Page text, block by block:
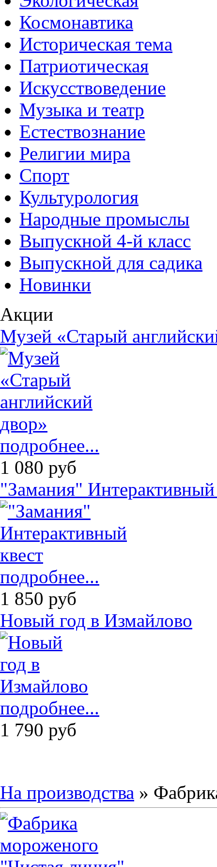
Космонавтика
Историческая тема
Патриотическая
Искусствоведение
Музыка и театр
Естествознание
Религии мира
Спорт
Культурология
Народные промыслы
Выпускной 4-й класс
Выпускной для садика
Новинки
Акции
Музей «Старый
подробнее...
1 080 руб
"Замания" Интерактивный
подробнее...
1 850 руб
Новый год в Измайлово
подробнее...
1 790 руб
На производства »